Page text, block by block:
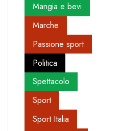
Mangia e bevi
Marche
Passione sport
Politica
Spettacolo
Sport
Sport Italia